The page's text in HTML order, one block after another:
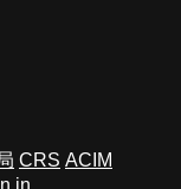
CRS ACIM
in